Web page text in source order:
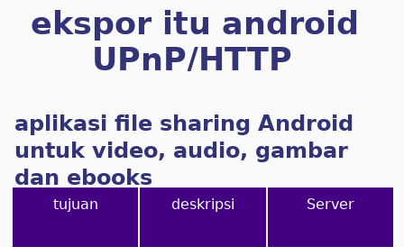
ekspor itu android
UPnP/HTTP
aplikasi file sharing Android
untuk video, audio, gambar
dan ebooks
tujuan deskripsi Server